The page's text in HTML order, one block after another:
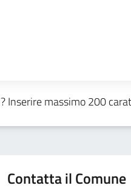
Contatta il Comune